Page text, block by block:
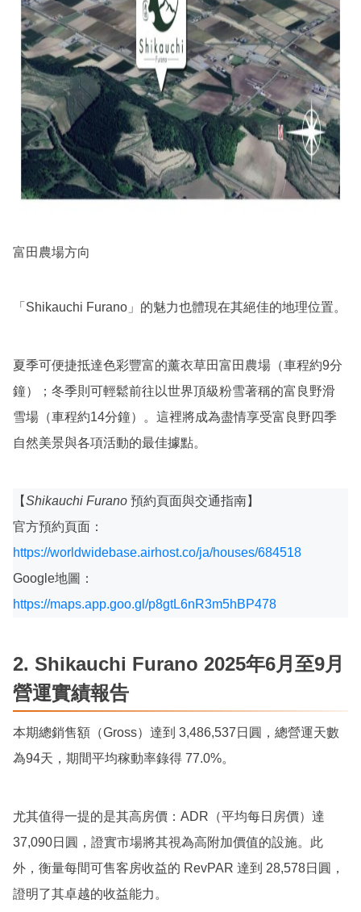
富田農場方向
「Shikauchi Furano」的魅力也體現在其絕佳的地理位置。
夏季可便捷抵達色彩豐富的薰衣草田富田農場（車程約9分
鐘）；冬季則可輕鬆前往以世界頂級粉雪著稱的富良野滑
雪場（車程約14分鐘）。這裡將成為盡情享受富良野四季
自然美景與各項活動的最佳據點。
【Shikauchi Furano預約頁面與交通指南】
官方預約頁面：
https://worldwidebase.airhost.co/ja/houses/684518
Google地圖：
https://maps.app.goo.gl/p8gtL6nR3m5hBP478
2. Shikauchi Furano 2025年6月至9月
營運實績報告
本期總銷售額（Gross）達到 3,486,537日圓，總營運天數
為94天，期間平均稼動率錄得 77.0%。
尤其值得一提的是其高房價：ADR（平均每日房價）達
37,090日圓，證實市場將其視為高附加價值的設施。此
外，衡量每間可售客房收益的 RevPAR 達到 28,578日圓，
證明了其卓越的收益能力。